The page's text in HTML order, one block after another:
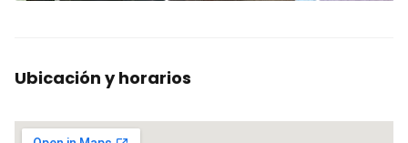
Ubicación y horarios